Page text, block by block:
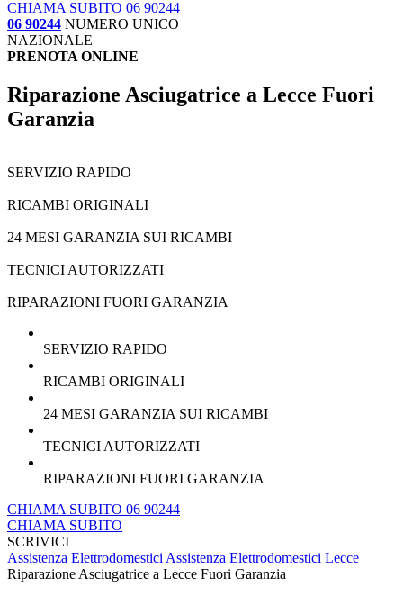
CHIAMA SUBITO 06 90244
06 90244 NUMERO UNICO
NAZIONALE
PRENOTA ONLINE
Riparazione Asciugatrice a Lecce Fuori
Garanzia
SERVIZIO RAPIDO
RICAMBI ORIGINALI
24 MESI GARANZIA SUI RICAMBI
TECNICI AUTORIZZATI
RIPARAZIONI FUORI GARANZIA
SERVIZIO RAPIDO
RICAMBI ORIGINALI
24 MESI GARANZIA SUI RICAMBI
TECNICI AUTORIZZATI
RIPARAZIONI FUORI GARANZIA
CHIAMA SUBITO 06 90244
CHIAMA SUBITO
SCRIVICI
Assistenza ElettrodomesticiAssistenza Elettrodomestici Lecce
Riparazione Asciugatrice a Lecce Fuori Garanzia